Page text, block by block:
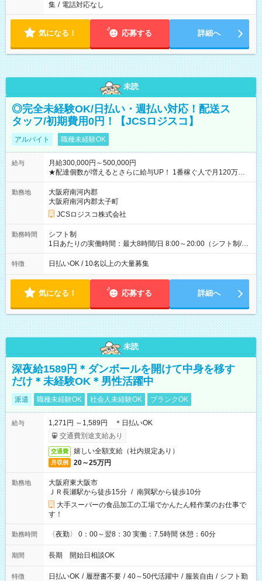
集 / 電話対応なし
気になる！ 応募する 詳細へ
未読
◎完全未経験OK/日払い・週払い対応！配送ス
タッフ/初期費用0円！【JCSロジスコ】
アルバイト 職種未経験OK
給与
月給300,000円～500,000円
★配達個数が増えるとさらに給与UP！ 1番稼ぐ人で月120万ほ
ど！ ・主要都市エリア 月収55万円／週5日稼働 月収65万~112
万円／週6日稼働 ・地方郊外エリア 月収40万円／週5日稼働 月
収40万円~50万円／週6日稼働 ＜モデルイメージ＞ ■月収50万
円 (27歳男性/江東区在住)※元建築関係 1日150個配達×25日勤務
(日休み) ■月収80万円(43歳男性/墨田区在住)※元営業 1日200個
勤務地
大阪府南河内郡
大阪府南河内郡太子町
JCSロジスコ株式会社
勤務時間
シフト制
1日あたりの実働時間：最大8時間/日 8:00～20:00（シフト制/実
働8時間） ※週5日勤務（場所次第では週4も有り） ※配達状況
によって時間外での勤務可能性有り ※案件により多少の前後あ
特徴 日払いOK / 10名以上の大量募集
気になる！ 応募する 詳細へ
未読
深夜給1589円＊ダンボールを開けて中身を移す
だけ＊未経験OK＊男性活躍中
派遣 職種未経験OK 社会人未経験OK ブランクOK
給与
1,271円 ～1,589円 ＊日払いOK
交通費別途支給あり
交通費 嬉しい全額支給（社内規定あり）
月収例 20～25万円
勤務地
大阪府東大阪市
ＪＲ長瀬駅から徒歩15分 / 南巽駅から徒歩10分
大手スーパーの食品加工の工場でかんたん軽作業のお仕事で
す！
勤務時間 〈夜勤〉 0：00～翌8：30 実働：7.5時間 休憩：60分
期間 長期 開始日相談OK
特徴 日払いOK / 履歴書不要 / 40～50代活躍中 / 服装自由 / シフト勤